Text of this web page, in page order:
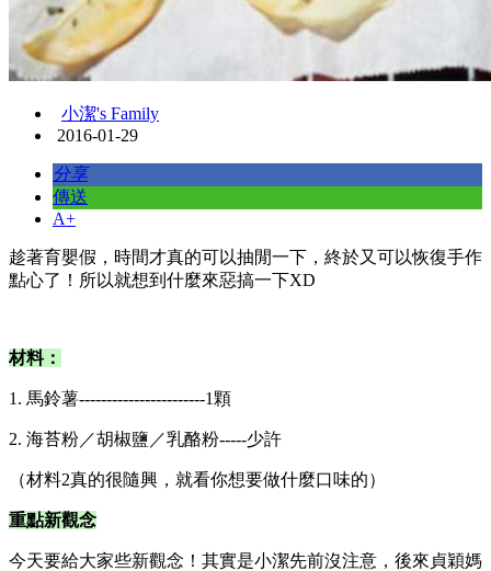
小潔's Family
2016-01-29
分享
傳送
A+
​趁著育嬰假，時間才真的可以抽閒一下，終於又可以恢復手作
點心了！所以就想到什麼來惡搞一下XD
材料：
1. 馬鈴薯-----------------------1顆
2. 海苔粉／胡椒鹽／乳酪粉-----少許
（材料2真的很隨興，就看你想要做什麼口味的）
重點新觀念
今天要給大家些新觀念！其實是小潔先前沒注意，後來貞穎媽